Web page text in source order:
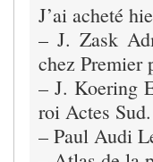
J’ai acheté
– J. Zask
chez Premier
– J. Koering
roi Actes Sud.
– Paul Audi